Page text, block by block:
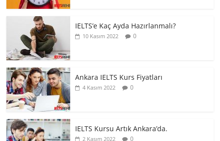
IELTS’e Kaç Ayda Hazırlanmalı?
10 Kasım 2022 0
Ankara IELTS Kurs Fiyatları
4 Kasım 2022 0
IELTS Kursu Artık Ankara’da.
2 Kasım 2022 0